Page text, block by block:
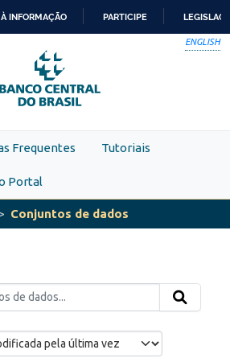
PARA
O
CONTEÚDO
INFORMAÇÃO PARTICIPE
ENGLISH
Frequentes Tutoriais
Portal
Conjuntos de dados